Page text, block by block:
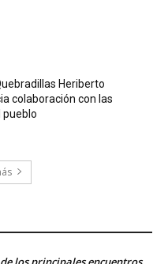
Heriberto
colaboración con las
pueblo